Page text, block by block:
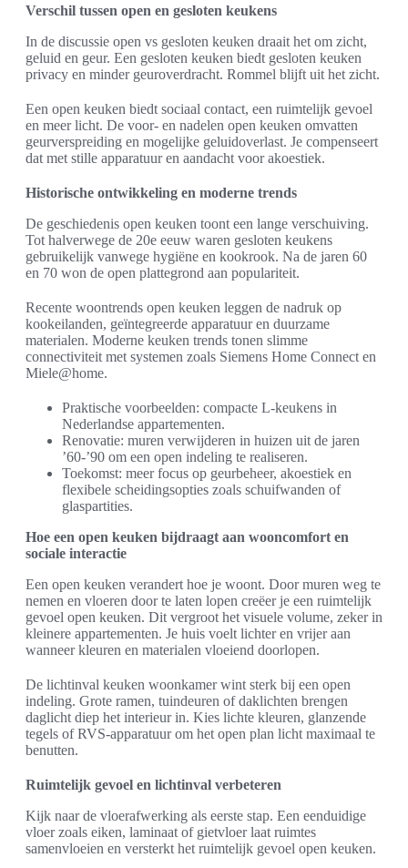
Verschil tussen open en gesloten keukens
In de discussie open vs gesloten keuken draait het om zicht,
geluid en geur. Een gesloten keuken biedt gesloten keuken
privacy en minder geuroverdracht. Rommel blijft uit het zicht.
Een open keuken biedt sociaal contact, een ruimtelijk gevoel
en meer licht. De voor- en nadelen open keuken omvatten
geurverspreiding en mogelijke geluidoverlast. Je compenseert
dat met stille apparatuur en aandacht voor akoestiek.
Historische ontwikkeling en moderne trends
De geschiedenis open keuken toont een lange verschuiving.
Tot halverwege de 20e eeuw waren gesloten keukens
gebruikelijk vanwege hygiëne en kookrook. Na de jaren 60
en 70 won de open plattegrond aan populariteit.
Recente woontrends open keuken leggen de nadruk op
kookeilanden, geïntegreerde apparatuur en duurzame
materialen. Moderne keuken trends tonen slimme
connectiviteit met systemen zoals Siemens Home Connect en
Miele@home.
Praktische voorbeelden: compacte L-keukens in
Nederlandse appartementen.
Renovatie: muren verwijderen in huizen uit de jaren
’60-’90 om een open indeling te realiseren.
Toekomst: meer focus op geurbeheer, akoestiek en
flexibele scheidingsopties zoals schuifwanden of
glaspartities.
Hoe een open keuken bijdraagt aan wooncomfort en
sociale interactie
Een open keuken verandert hoe je woont. Door muren weg te
nemen en vloeren door te laten lopen creëer je een ruimtelijk
gevoel open keuken. Dit vergroot het visuele volume, zeker in
kleinere appartementen. Je huis voelt lichter en vrijer aan
wanneer kleuren en materialen vloeiend doorlopen.
De lichtinval keuken woonkamer wint sterk bij een open
indeling. Grote ramen, tuindeuren of daklichten brengen
daglicht diep het interieur in. Kies lichte kleuren, glanzende
tegels of RVS-apparatuur om het open plan licht maximaal te
benutten.
Ruimtelijk gevoel en lichtinval verbeteren
Kijk naar de vloerafwerking als eerste stap. Een eenduidige
vloer zoals eiken, laminaat of gietvloer laat ruimtes
samenvloeien en versterkt het ruimtelijk gevoel open keuken.